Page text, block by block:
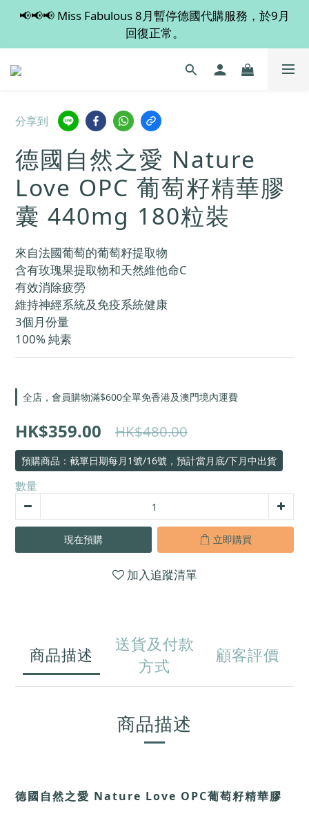
💡 全店滿 $600 免運費，買多件更抵！
📢📢📢 Miss Fabulous 8月暫停德國代購服務，於9月
回復正常。
💡 全店滿 $600 免運費，買多件更抵！
分享到
德國自然之愛 Nature
Love OPC 葡萄籽精華膠
囊 440mg 180粒裝
來自法國葡萄的葡萄籽提取物
含有玫瑰果提取物和天然維他命C
有效消除疲勞
維持神經系統及免疫系統健康
3個月份量
100% 純素
全店，會員購物滿$600全單免香港及澳門境內運費
HK$359.00 HK$480.00
預購商品：截單日期每月1號/16號，預計當月底/下月中出貨
數量
現在預購 立即購買
加入追蹤清單
商品描述
送貨及付款
方式
顧客評價
商品描述
德國自然之愛 Nature Love OPC葡萄籽精華膠